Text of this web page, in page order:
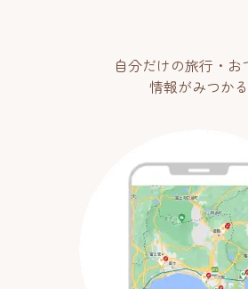
自分だけの旅行・お
情報がみつかる